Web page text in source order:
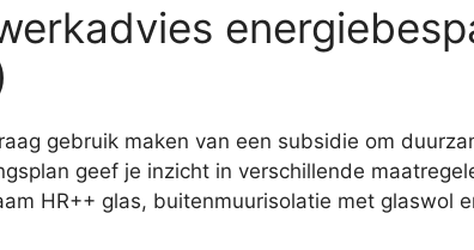
gebruik maken van een subsidie om
geef je inzicht in verschillende
HR++ glas, buitenmuurisolatie met glaswol